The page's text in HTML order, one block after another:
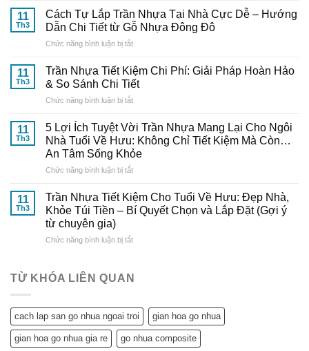
Nhựa
Thông
Bí
Từ
Chuyên
Đến
Gỗ
Nhựa
Đông
Mẫu
Trần
Nhựa
Đẹp,
Nhã
–
Tầm
Mỹ
Cho
Ngôi
Tuổi
Hưu
11
Th3
Cách Tự Lắp Trần Nhựa Tại Nhà Cực Dễ – Hướng
Dẫn Chi Tiết từ Gỗ Nhựa Đông Đô
Chức năng bình luận bị tắtở
Tự
Lắp
Trần
Nhựa
Nhà
Cực
Dễ
–
Hướng
Chi
Tiết
Nhựa
11
Th3
Trần Nhựa Tiết Kiệm Chi Phí: Giải Pháp Hoàn Hảo
& So Sánh Chi Tiết
Chức năng bình luận bị tắtở
Nhựa
Tiết
Kiệm
Chi
Phí:
Pháp
Hoàn
Hảo
So
Tiết
11
Th3
5 Lợi Ích Tuyệt Vời Trần Nhựa Mang Lại Cho Ngôi
Nhà Tuổi Về Hưu: Không Chỉ Tiết Kiệm Mà Còn…
An Tâm Sống Khỏe
Chức năng bình luận bị tắtở
Lợi
Ích
Tuyệt
Trần
Lại
Nhà
Tuổi
Về
Hưu:
11
Th3
Trần Nhựa Tiết Kiệm Cho Tuổi Về Hưu: Đẹp Nhà,
Khỏe Túi Tiền – Bí Quyết Chọn và Lắp Đặt (Gợi ý
từ chuyên gia)
Chức năng bình luận bị tắtở
Tiết
Tuổi
Về
Hưu:
TỪ KHÓA LIÊN QUAN
cach lap san go nhua ngoai troi gian hoa go nhua
gian hoa go nhua gia re go nhua composite